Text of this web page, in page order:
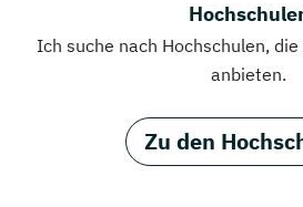
Ich suche nach Hochschulen,
anbieten.
Zu den